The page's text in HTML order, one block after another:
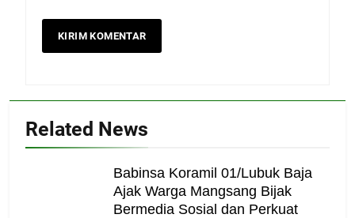
Related News
Babinsa Koramil 01/Lubuk Baja
Ajak Warga Mangsang Bijak
Bermedia Sosial dan Perkuat